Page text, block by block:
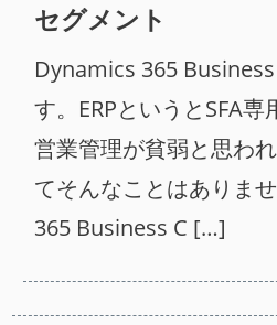
セグメント
Dynamics 365
す。ERPというとSFA
営業管理が貧弱と思わ
てそんなことはありま
365 Business C […]